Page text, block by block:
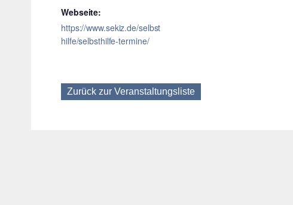
Webseite:
https://www.sekiz.de/selbst
hilfe/selbsthilfe-termine/
Zurück zur Veranstaltungsliste